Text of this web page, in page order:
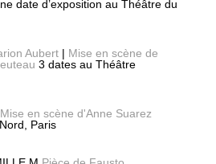
date d’exposition au Théâtre du
Aubert | Mise en scène de
3 dates au Théâtre
Mise en scène d'Anne Suarez
Paris